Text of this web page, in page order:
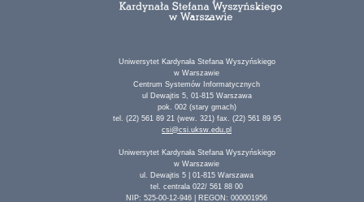
Uniwersytet Kardynała Stefana Wyszyńskiego
w Warszawie
Centrum Systemów Informatycznych
ul Dewajtis 5, 01-815 Warszawa
pok. 002 (stary gmach)
tel. (22) 561 89 21 (wew. 321) fax. (22) 561 89 95
csi@csi.uksw.edu.pl
Uniwersytet Kardynała Stefana Wyszyńskiego
w Warszawie
ul. Dewajtis 5 | 01-815 Warszawa
tel. centrala 022/ 561 88 00
NIP: 525-00-12-946 | REGON: 000001956